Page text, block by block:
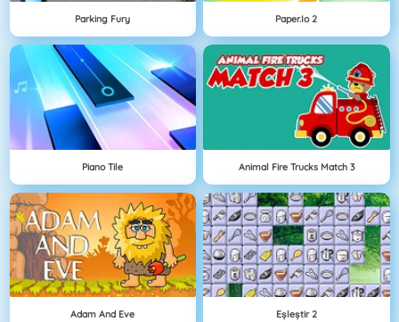
Parking Fury Paper.io 2
Piano Tile Animal Fire Trucks Match 3
Adam And Eve Eşleştir 2